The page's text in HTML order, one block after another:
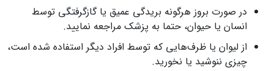
در صورت بروز هرگونه بریدگی عمیق یا گازگرفتگی توسط
انسان یا حیوان، حتما به پزشک مراجعه نمایید.
از لیوان یا ظرف‌هایی که توسط افراد دیگر استفاده شده است،
چیزی ننوشید یا نخورید.